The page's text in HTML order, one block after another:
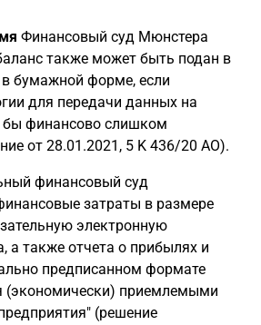
Финансовый суд Мюнстера
также может быть подан в
бумажной форме, если
для передачи данных на
бы финансово слишком
от 28.01.2021, 5 K 436/20 AO).
финансовый суд
затраты в размере
электронную
а также отчета о прибылях и
предписанном формате
(экономически) приемлемыми
(решение